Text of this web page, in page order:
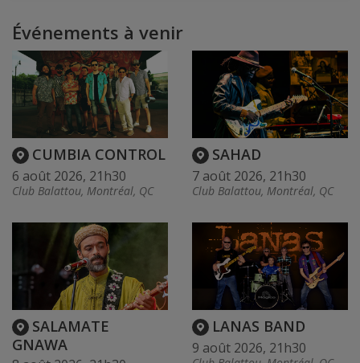
Événements à venir
CUMBIA CONTROL
6 août 2026, 21h30
Club Balattou, Montréal, QC
SAHAD
7 août 2026, 21h30
Club Balattou, Montréal, QC
SALAMATE
GNAWA
LANAS BAND
9 août 2026, 21h30